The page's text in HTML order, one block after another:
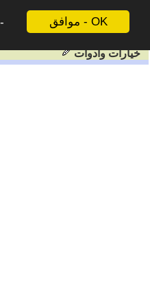
موافق - OK
خيارات وادوات